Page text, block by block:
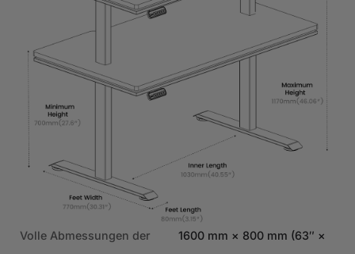
Volle Abmessungen der 1600 mm × 800 mm (63″ ×